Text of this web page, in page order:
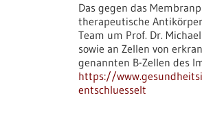
Das gegen das
therapeutische
Team um Prof. Dr.
sowie an Zellen von
genannten B-Zellen des
https://
entschluesselt